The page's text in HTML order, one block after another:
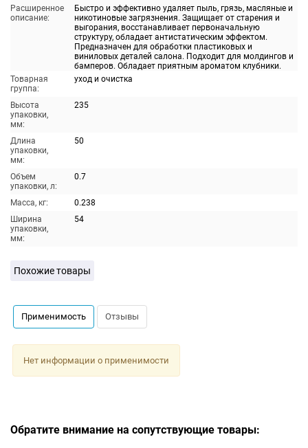
Расширенное
описание:
Быстро и эффективно удаляет пыль, грязь, масляные и
никотиновые загрязнения. Защищает от старения и
выгорания, восстанавливает первоначальную
структуру, обладает антистатическим эффектом.
Предназначен для обработки пластиковых и
виниловых деталей салона. Подходит для молдингов и
бамперов. Обладает приятным ароматом клубники.
Товарная
группа:
уход и очистка
Высота
упаковки,
мм:
235
Длина
упаковки,
мм:
50
Объем
упаковки, л:
0.7
Масса, кг:
0.238
Ширина
упаковки,
мм:
54
Похожие товары
Применимость Отзывы
Нет информации о применимости
Обратите внимание на сопутствующие товары: